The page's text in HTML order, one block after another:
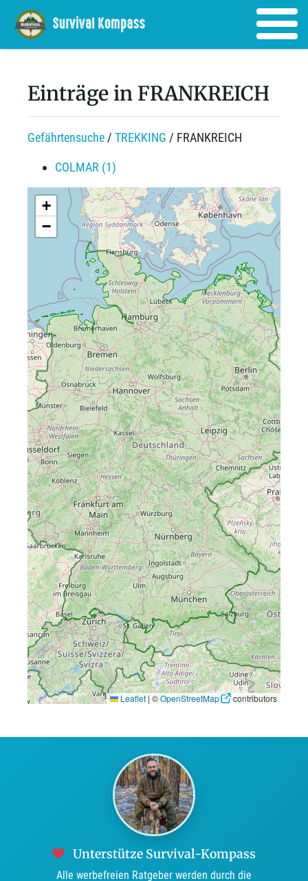
Einträge in FRANKREICH
Gefährtensuche/ TREKKING / FRANKREICH
COLMAR (1)
+
−
Leaflet | ©OpenStreetMap contributors
Unterstütze Survival-Kompass
Alle werbefreien Ratgeber werden durch die